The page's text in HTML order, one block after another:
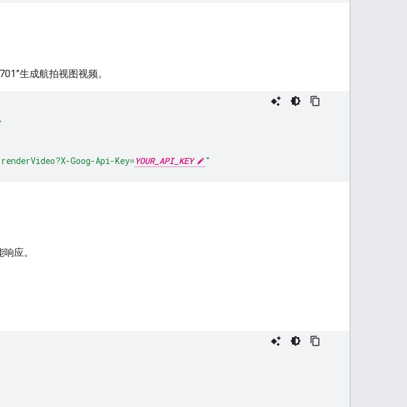
生成航拍视图视频。
Goog-Api-Key= YOUR_API_KEY "
应。